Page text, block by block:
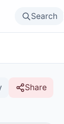
Search
Share